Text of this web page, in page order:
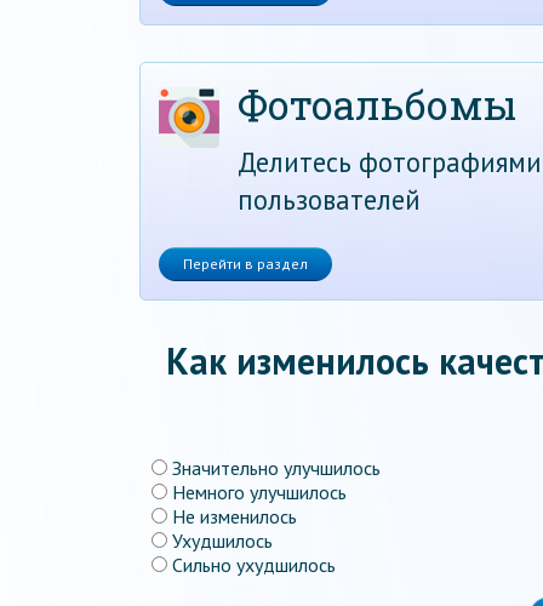
Фотоальбомы
Делитесь
пользователей
Перейти в раздел
Как изменилось
Значительно улучшилось
Немного улучшилось
Не изменилось
Ухудшилось
Сильно ухудшилось